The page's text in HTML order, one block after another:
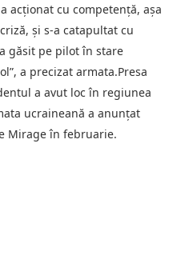
acţionat cu competenţă, aşa
şi s-a catapultat cu
găsit pe pilot în stare
a precizat armata.Presa
a avut loc în regiunea
ucraineană a anunţat
Mirage în februarie.